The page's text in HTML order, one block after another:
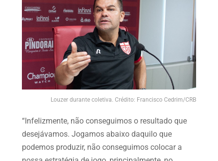
Louzer durante coletiva. Crédito: Francisco Cedrim/CRB
“Infelizmente, não conseguimos o resultado que
desejávamos. Jogamos abaixo daquilo que
podemos produzir, não conseguimos colocar a